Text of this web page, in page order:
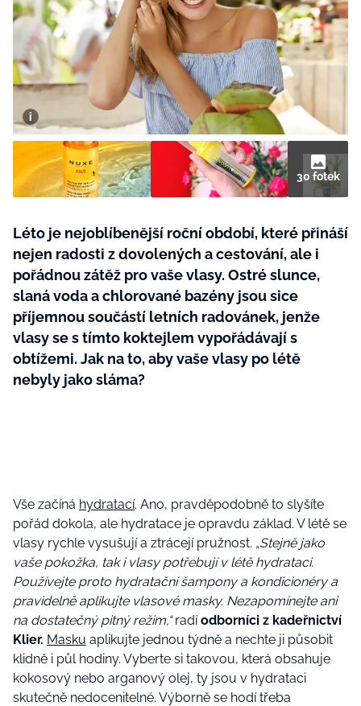
Testy a kvízy
Všechny kategorie
Tvoření
Rady a tipy
BurdaMedia
Extra
SVĚT ŽENY - 599 KČ
ROČNÍ PŘEDPLATNÉ SVĚT ŽENY +
SADA PRODUKTŮ MANA (10 ks)
30 fotek
Léto je nejoblíbenější roční období, které přináší
nejen radosti z dovolených a cestování, ale i
pořádnou zátěž pro vaše vlasy. Ostré slunce,
slaná voda a chlorované bazény jsou sice
příjemnou součástí letních radovánek, jenže
vlasy se s tímto koktejlem vypořádávají s
obtížemi. Jak na to, aby vaše vlasy po létě
nebyly jako sláma?
Vše začíná hydratací. Ano, pravděpodobně to slyšíte
pořád dokola, ale hydratace je opravdu základ. V létě se
vlasy rychle vysušují a ztrácejí pružnost. „Stejně jako
vaše pokožka, tak i vlasy potřebují v létě hydrataci.
Používejte proto hydratační šampony a kondicionéry a
pravidelně aplikujte vlasové masky. Nezapomínejte ani
na dostatečný pitný režim,“radíodborníci z kadeřnictví
Klier. Masku aplikujte jednou týdně a nechte ji působit
klidně i půl hodiny. Vyberte si takovou, která obsahuje
kokosový nebo arganový olej, ty jsou v hydrataci
skutečně nedocenitelné. Výborně se hodí třeba